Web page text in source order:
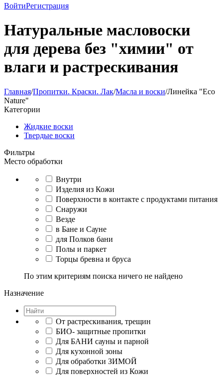
ВойтиРегистрация
Натуральные масловоски
для дерева без "химии" от
влаги и растрескивания
Главная/Пропитки. Краски. Лак/Масла и воски/Линейка "Eco
Nature"
Категории
Жидкие воски
Твердые воски
Фильтры
Место обработки
Внутри
Изделия из Кожи
Поверхности в контакте с продуктами питания
Снаружи
Везде
в Бане и Сауне
для Полков бани
Полы и паркет
Торцы бревна и бруса
По этим критериям поиска ничего не найдено
Назначение
От растрескивания, трещин
БИО- защитные пропитки
Для БАНИ сауны и парной
Для кухонной зоны
Для обработки ЗИМОЙ
Для поверхностей из Кожи